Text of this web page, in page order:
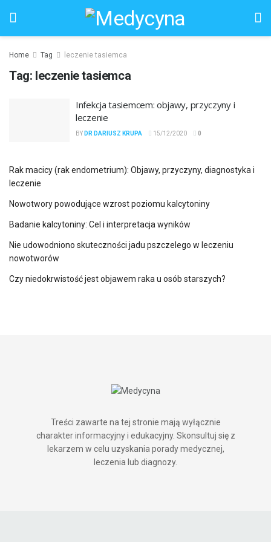
Home Tag leczenie tasiemca
Tag: leczenie tasiemca
Infekcja tasiemcem: objawy, przyczyny i
leczenie
BY DR DARIUSZ KRUPA 15/12/2020 0
Rak macicy (rak endometrium): Objawy, przyczyny, diagnostyka i
leczenie
Nowotwory powodujące wzrost poziomu kalcytoniny
Badanie kalcytoniny: Cel i interpretacja wyników
Nie udowodniono skuteczności jadu pszczelego w leczeniu
nowotworów
Czy niedokrwistość jest objawem raka u osób starszych?
Treści zawarte na tej stronie mają wyłącznie
charakter informacyjny i edukacyjny. Skonsultuj się z
lekarzem w celu uzyskania porady medycznej,
leczenia lub diagnozy.